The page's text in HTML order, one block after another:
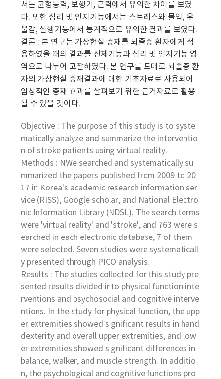
서는 균형능력, 보행기, 근력에서 유의한 차이를 보였
다. 또한 심리 및 인지기능에서는 스트레스와 몰입, 우
울감, 실행기능에서 통계적으로 유의한 결과를 보였다.
결론 : 본 연구는 가상현실 중재를 뇌졸중 환자에게 적
용하였을 때의 결과를 신체기능과 심리 및 인지기능 영
역으로 나누어 고찰하였다. 본 연구를 토대로 뇌졸중 환
자의 가상현실 중재결과에 대한 기초자료로 사용되어
임상적인 중재 효과를 살펴보기 위한 근거자료로 활용
될 수 있을 것이다.
Objective : The purpose of this study is to syste
matically analyze and summarize the interventio
n of stroke patients using virtual reality.
Methods : NWe searched and systematically su
mmarized the papers published from 2009 to 20
17 in Korea's academic research information ser
vice (RISS), Google scholar, and National Electro
nic Information Library (NDSL). The search terms
were 'virtual reality' and 'stroke', and 763 were s
earched in each electronic database, 7 of them
were selected. Seven studies were systematicall
y presented through PICO analysis.
Results : The studies collected for this study pre
sented results divided into physical function inte
rventions and psychosocial and cognitive interve
ntions. In the study for physical function, the upp
er extremities showed significant results in hand
dexterity and overall upper extremities, and low
er extremities showed significant differences in
balance, walker, and muscle strength. In additio
n, the psychological and cognitive functions pro